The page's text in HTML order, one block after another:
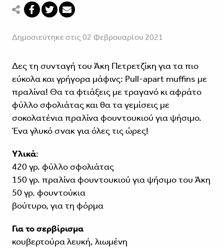
Δημοσιεύτηκε στις 02 Φεβρουαρίου 2021
Δες τη συνταγή του Άκη Πετρετζίκη για τα πιο
εύκολα και γρήγορα μάφινς: Pull-apart muffins με
πραλίνα! Θα τα φτιάξεις με τραγανό κι αφράτο
φύλλο σφολιάτας και θα τα γεμίσεις με
σοκολατένια πραλίνα φουντουκιού για ψήσιμο.
Ένα γλυκό σνακ για όλες τις ώρες!
Υλικά:
420 γρ. φύλλο σφολιάτας
150 γρ. πραλίνα φουντουκιού για ψήσιμο του Άκη
50 γρ. φουντούκια
βούτυρο, για τη φόρμα
Για το σερβίρισμα
κουβερτούρα λευκή, λιωμένη